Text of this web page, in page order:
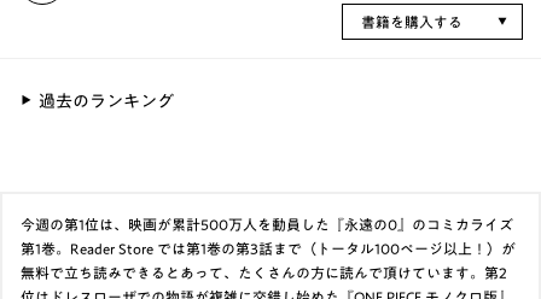
書籍を購入する
過去のランキング
今週の第1位は、映画が累計500万人を動員した『永遠の0』のコミカライズ
第1巻。Reader Store では第1巻の第3話まで（トータル100ページ以上！）が
無料で立ち読みできるとあって、たくさんの方に読んで頂けています。第2